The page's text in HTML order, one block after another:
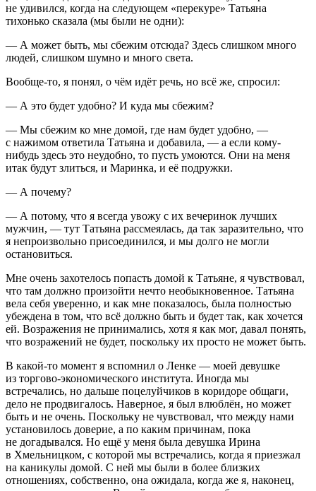
не удивился, когда на следующем «перекуре» Татьяна
тихонько сказала (мы были не одни):
— А может быть, мы сбежим отсюда? Здесь слишком много
людей, слишком шумно и много света.
Вообще-то, я понял, о чём идёт речь, но всё же, спросил:
— А это будет удобно? И куда мы сбежим?
— Мы сбежим ко мне домой, где нам будет удобно, —
с нажимом ответила Татьяна и добавила, — а если кому-
нибудь здесь это неудобно, то пусть умоются. Они на меня
итак будут злиться, и Маринка, и её подружки.
— А почему?
— А потому, что я всегда увожу с их вечеринок лучших
мужчин, — тут Татьяна рассмеялась, да так заразительно, что
я непроизвольно присоединился, и мы долго не могли
остановиться.
Мне очень захотелось попасть домой к Татьяне, я чувствовал,
что там должно произойти нечто необыкновенное. Татьяна
вела себя уверенно, и как мне показалось, была полностью
убеждена в том, что всё должно быть и будет так, как хочется
ей. Возражения не принимались, хотя я как мог, давал понять,
что возражений не будет, поскольку их просто не может быть.
В какой-то момент я вспомнил о Ленке — моей девушке
из торгово-экономического института. Иногда мы
встречались, но дальше поцелуйчиков в коридоре общаги,
дело не продвигалось. Наверное, я был влюблён, но может
быть и не очень. Поскольку не чувствовал, что между нами
установилось доверие, а по каким причинам, пока
не догадывался. Но ещё у меня была девушка Ирина
в Хмельницком, с которой мы встречались, когда я приезжал
на каникулы домой. С ней мы были в более близких
отношениях, собственно, она ожидала, когда же я, наконец,